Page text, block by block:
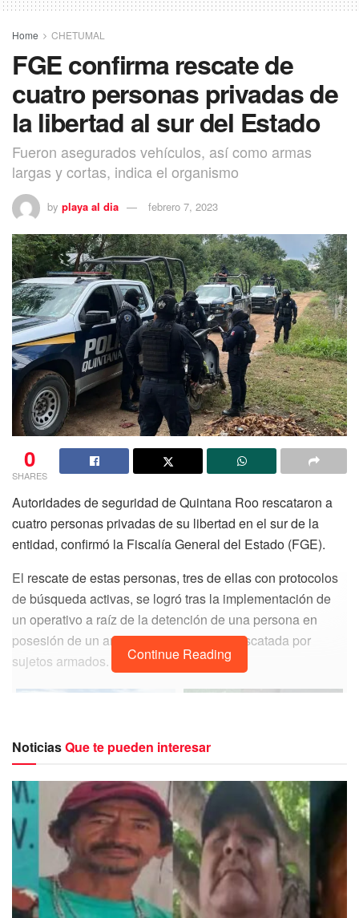
Home CHETUMAL
FGE confirma rescate de
cuatro personas privadas de
la libertad al sur del Estado
Fueron asegurados vehículos, así como armas
largas y cortas, indica el organismo
by playa al dia febrero 7, 2023
0
SHARES
Autoridades de seguridad de Quintana Roo rescataron a
cuatro personas privadas de su libertad en el sur de la
entidad, confirmó la Fiscalía General del Estado (FGE).
El rescate de estas personas, tres de ellas con protocolos
de búsqueda activas, se logró tras la implementación de
un operativo a raíz de la detención de una persona en
posesión de un arma de fuego que fue rescatada por
sujetos armados.
Continue Reading
NoticiasQue te pueden interesar